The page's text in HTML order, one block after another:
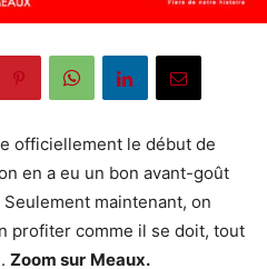
officiellement le début de
en a eu un bon avant-goût
maintenant, on
profiter comme il se doit, tout
Zoom sur Meaux.